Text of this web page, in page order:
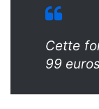
Cette
99